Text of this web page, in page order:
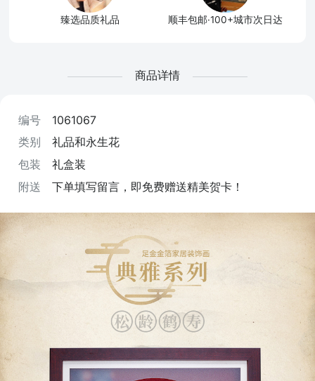
臻选品质礼品 顺丰包邮·100+城市次日达
商品详情
编号
1061067
类别
礼品和永生花
包装
礼盒装
附送
下单填写留言，即免费赠送精美贺卡！